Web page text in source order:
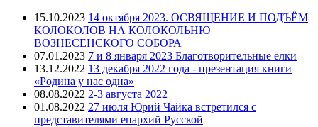
15.10.2023 14 октября 2023. ОСВЯЩЕНИЕ И ПОДЪЁМ
КОЛОКОЛОВ НА КОЛОКОЛЬНЮ
ВОЗНЕСЕНСКОГО СОБОРА
07.01.2023 7 и 8 января 2023 Благотворительные елки
13.12.2022 13 декабря 2022 года - презентация книги
«Родина у нас одна»
08.08.2022 2-3 августа 2022
01.08.2022 27 июля Юрий Чайка встретился с
представителями епархий Русской